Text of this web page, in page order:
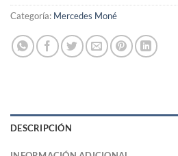
Categoría: Mercedes Moné
DESCRIPCIÓN